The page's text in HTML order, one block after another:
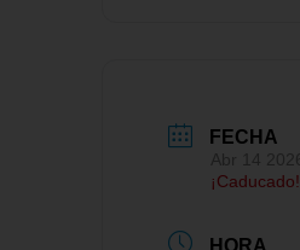
FECHA
¡Caducado!
HORA